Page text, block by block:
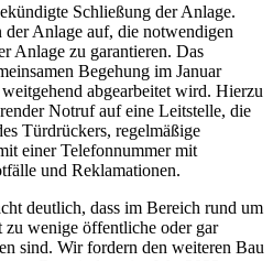
Schließung der Anlage.
Anlage auf, die notwendigen
Anlage zu garantieren. Das
Begehung im Januar
abgearbeitet wird. Hierzu
Notruf auf eine Leitstelle, die
Türdrückers, regelmäßige
einer Telefonnummer mit
und Reklamationen.
deutlich, dass im Bereich rund um
zu wenige öffentliche oder gar
sind. Wir fordern den weiteren Bau